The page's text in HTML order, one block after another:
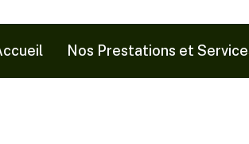
Nos Prestations et